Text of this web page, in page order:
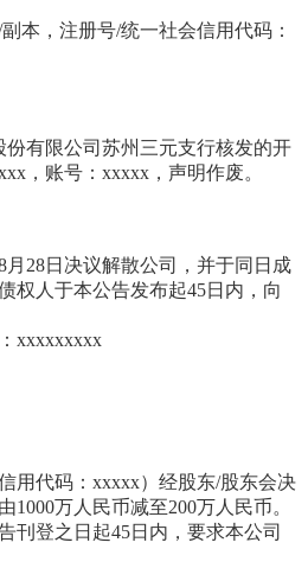
本，注册号/统一社会信用代码：
有限公司苏州三元支行核发的开
，账号：xxxxx，声明作废。
月28日决议解散公司，并于同日成
权人于本公告发布起45日内，向
xxxxxxxxx
用代码：xxxxx）经股东/股东会决
1000万人民币减至200万人民币。
刊登之日起45日内，要求本公司